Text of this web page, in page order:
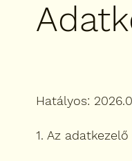
Hatályos:
1. Az